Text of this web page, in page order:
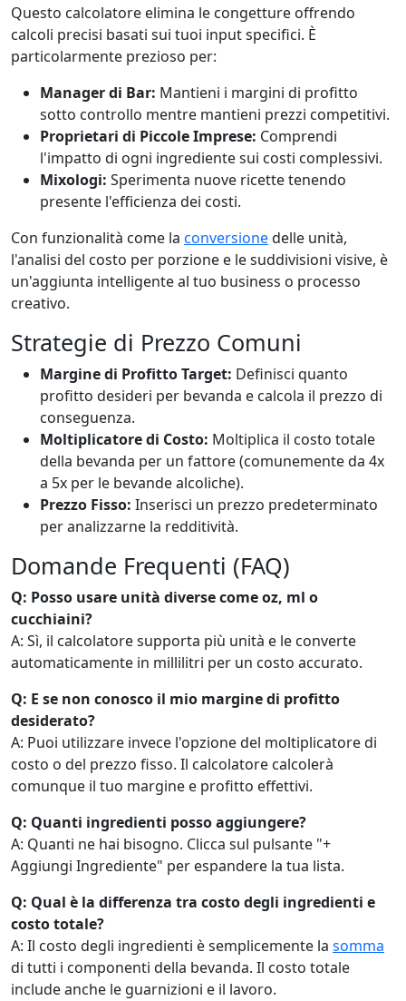
Questo calcolatore elimina le congetture offrendo
calcoli precisi basati sui tuoi input specifici. È
particolarmente prezioso per:
Manager di Bar: Mantieni i margini di profitto
sotto controllo mentre mantieni prezzi competitivi.
Proprietari di Piccole Imprese: Comprendi
l'impatto di ogni ingrediente sui costi complessivi.
Mixologi: Sperimenta nuove ricette tenendo
presente l'efficienza dei costi.
Con funzionalità come la conversionedelle unità,
l'analisi del costo per porzione e le suddivisioni visive, è
un'aggiunta intelligente al tuo business o processo
creativo.
Strategie di Prezzo Comuni
Margine di Profitto Target: Definisci quanto
profitto desideri per bevanda e calcola il prezzo di
conseguenza.
Moltiplicatore di Costo: Moltiplica il costo totale
della bevanda per un fattore (comunemente da 4x
a 5x per le bevande alcoliche).
Prezzo Fisso: Inserisci un prezzo predeterminato
per analizzarne la redditività.
Domande Frequenti (FAQ)
Q: Posso usare unità diverse come oz, ml o
cucchiaini?
A: Sì, il calcolatore supporta più unità e le converte
automaticamente in millilitri per un costo accurato.
Q: E se non conosco il mio margine di profitto
desiderato?
A: Puoi utilizzare invece l'opzione del moltiplicatore di
costo o del prezzo fisso. Il calcolatore calcolerà
comunque il tuo margine e profitto effettivi.
Q: Quanti ingredienti posso aggiungere?
A: Quanti ne hai bisogno. Clicca sul pulsante "+
Aggiungi Ingrediente" per espandere la tua lista.
Q: Qual è la differenza tra costo degli ingredienti e
costo totale?
A: Il costo degli ingredienti è semplicemente la somma
di tutti i componenti della bevanda. Il costo totale
include anche le guarnizioni e il lavoro.